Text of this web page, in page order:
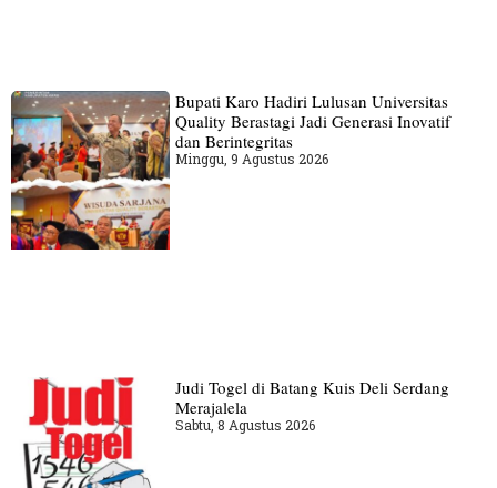
Bupati Karo Hadiri Lulusan Universitas
Quality Berastagi Jadi Generasi Inovatif
dan Berintegritas
Minggu, 9 Agustus 2026
Judi Togel di Batang Kuis Deli Serdang
Merajalela
Sabtu, 8 Agustus 2026